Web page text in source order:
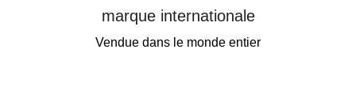
marque internationale
Vendue dans le monde entier